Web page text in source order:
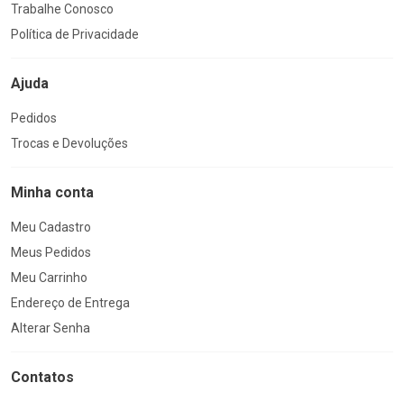
Trabalhe Conosco
Política de Privacidade
Ajuda
Pedidos
Trocas e Devoluções
Minha conta
Meu Cadastro
Meus Pedidos
Meu Carrinho
Endereço de Entrega
Alterar Senha
Contatos